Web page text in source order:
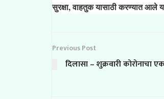
सुरक्षा, वाहतुक यासाठी करण्यात
Previous Post
दिलासा – शुक्रवारी कोरोनाचा